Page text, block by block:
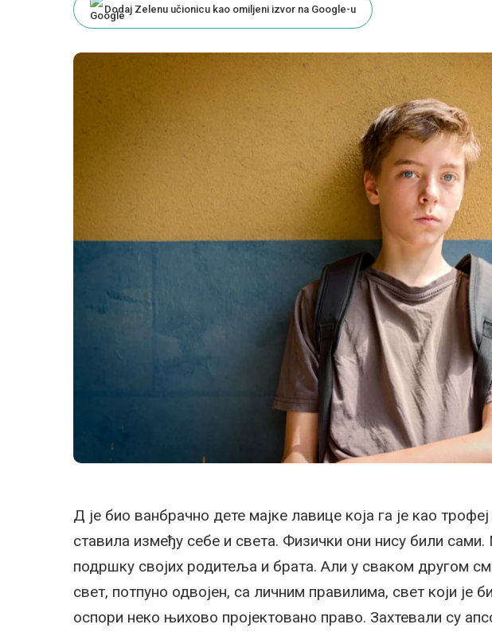
Dodaj Zelenu učionicu kao omiljeni izvor na Google-u
Д је био ванбрачно дете мајке лавице која га је као
ставила између себе и света. Физички они нису били сами.
подршку својих родитеља и брата. Али у сваком другом
свет, потпуно одвојен, са личним правилима, свет који је
оспори неко њихово пројектовано право. Захтевали су